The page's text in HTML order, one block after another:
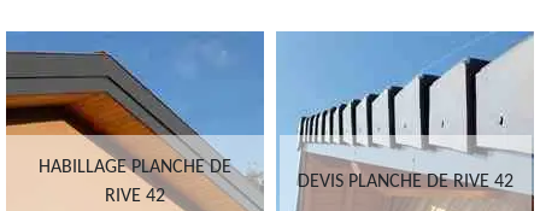
HABILLAGE PLANCHE DE
RIVE 42
DEVIS PLANCHE DE RIVE 42